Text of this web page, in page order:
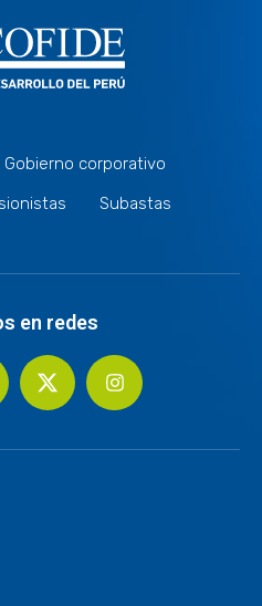
Gobierno corporativo
Subastas
en redes